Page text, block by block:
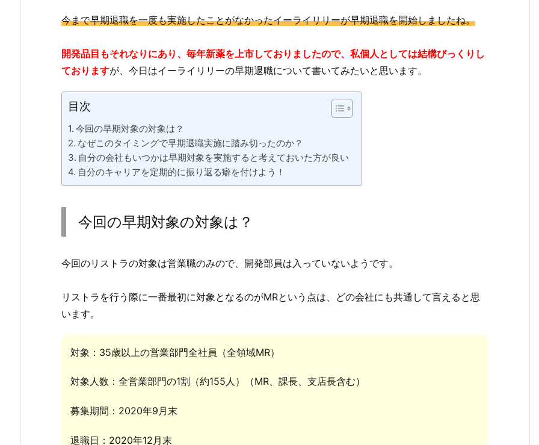
今まで早期退職を一度も実施したことがなかったイーライリリーが早期退職を開始しましたね。
開発品目もそれなりにあり、毎年新薬を上市しておりましたので、私個人としては結構びっくりし
ておりますが、今日はイーライリリーの早期退職について書いてみたいと思います。
目次
今回の早期対象の対象は？
なぜこのタイミングで早期退職実施に踏み切ったのか？
自分の会社もいつかは早期対象を実施すると考えておいた方が良い
自分のキャリアを定期的に振り返る癖を付けよう！
今回の早期対象の対象は？
今回のリストラの対象は営業職のみので、開発部員は入っていないようです。
リストラを行う際に一番最初に対象となるのがMRという点は、どの会社にも共通して言えると思
います。
対象：35歳以上の営業部門全社員（全領域MR）
対象人数：全営業部門の1割（約155人）（MR、課長、支店長含む）
募集期間：2020年9月末
退職日：2020年12月末